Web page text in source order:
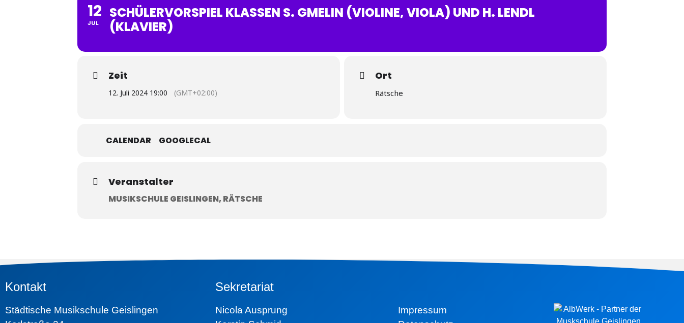
12
JUL
SCHÜLERVORSPIEL KLASSEN S. GMELIN (VIOLINE, VIOLA) UND H. LENDL
(KLAVIER)
Zeit
12. Juli 2024 19:00 (GMT+02:00)
Ort
Rätsche
CALENDAR GOOGLECAL
Veranstalter
MUSIKSCHULE GEISLINGEN, RÄTSCHE
Kontakt
Städtische Musikschule Geislingen
Sekretariat
Nicola Ausprung
Impressum